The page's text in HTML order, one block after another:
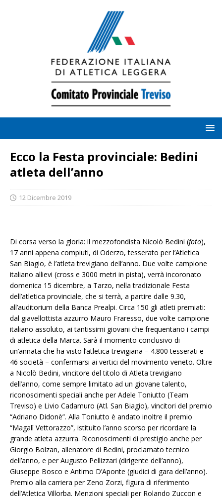
Ecco la Festa provinciale: Bedini
atleta dell’anno
12 Dicembre 2019
Di corsa verso la gloria: il mezzofondista Nicolò Bedini (foto),
17 anni appena compiuti, di Oderzo, tesserato per l’Atletica
San Biagio, è l’atleta trevigiano dell’anno. Due volte campione
italiano allievi (cross e 3000 metri in pista), verrà incoronato
domenica 15 dicembre, a Tarzo, nella tradizionale Festa
dell’atletica provinciale, che si terrà, a partire dalle 9.30,
all’auditorium della Banca Prealpi. Circa 150 gli atleti premiati:
dal giavellottista azzurro Mauro Fraresso, due volte campione
italiano assoluto, ai tantissimi giovani che frequentano i campi
di atletica della Marca. Sarà il momento conclusivo di
un’annata che ha visto l’atletica trevigiana – 4.800 tesserati e
46 società – confermarsi ai vertici del movimento veneto. Oltre
a Nicolò Bedini, vincitore del titolo di Atleta trevigiano
dell’anno, come sempre limitato ad un giovane talento,
riconoscimenti speciali anche per Adele Toniutto (Team
Treviso) e Livio Cadamuro (Atl. San Biagio), vincitori del premio
“Adriano Didonè”. Alla Toniutto è andato inoltre il premio
“Magalì Vettorazzo”, istituito l’anno scorso per ricordare la
grande atleta azzurra. Riconoscimenti di prestigio anche per
Giorgio Bolzan, allenatore di Bedini, proclamato tecnico
dell’anno, e per Augusto Pellizzari (dirigente dell’anno),
Giuseppe Bosco e Antimo D’Aponte (giudici di gara dell’anno).
Premio alla carriera per Zeno Zorzi, figura di riferimento
dell’Atletica Villorba. Menzioni speciali per Rolando Zuccon e